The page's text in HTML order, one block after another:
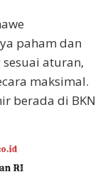
paham dan
aturan,
maksimal.
berada di BKN